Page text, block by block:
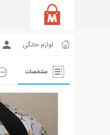
لوازم خانگی
مشخصات